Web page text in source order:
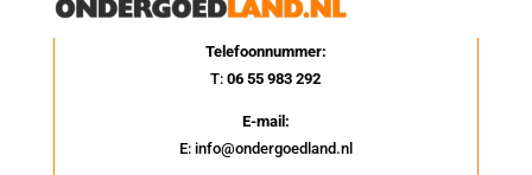
Telefoonnummer:
T:06 55 983 292
E-mail:
E: info@ondergoedland.nl